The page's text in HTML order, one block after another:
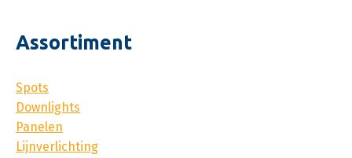
Assortiment
Spots
Downlights
Panelen
Lijnverlichting